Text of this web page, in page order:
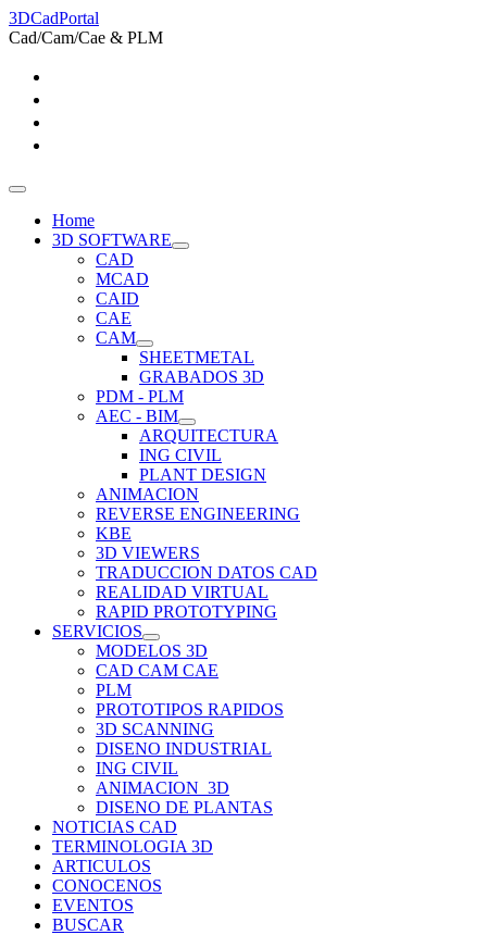
3DCadPortal
Cad/Cam/Cae & PLM
Home
3D SOFTWARE
CAD
MCAD
CAID
CAE
CAM
SHEETMETAL
GRABADOS 3D
PDM - PLM
AEC - BIM
ARQUITECTURA
ING CIVIL
PLANT DESIGN
ANIMACION
REVERSE ENGINEERING
KBE
3D VIEWERS
TRADUCCION DATOS CAD
REALIDAD VIRTUAL
RAPID PROTOTYPING
SERVICIOS
MODELOS 3D
CAD CAM CAE
PLM
PROTOTIPOS RAPIDOS
3D SCANNING
DISENO INDUSTRIAL
ING CIVIL
ANIMACION_3D
DISENO DE PLANTAS
NOTICIAS CAD
TERMINOLOGIA 3D
ARTICULOS
CONOCENOS
EVENTOS
BUSCAR